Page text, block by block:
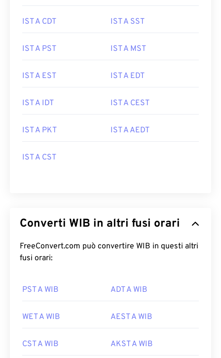
IST A CDT IST A SST
IST A PST IST A MST
IST A EST IST A EDT
IST A IDT IST A CEST
IST A PKT IST A AEDT
IST A CST
Converti WIB in altri fusi orari
FreeConvert.com può convertire WIB in questi altri
fusi orari:
PST A WIB ADT A WIB
WET A WIB AEST A WIB
CST A WIB AKST A WIB